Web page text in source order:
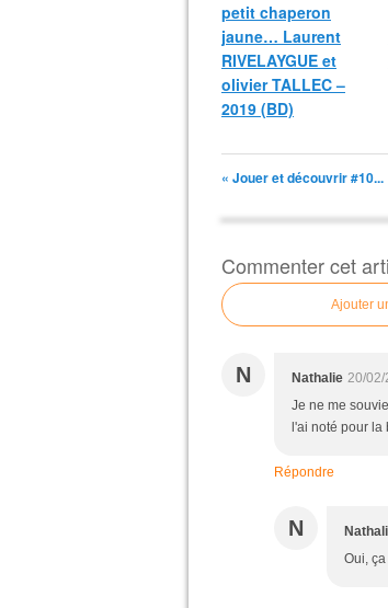
petit chaperon
jaune… Laurent
RIVELAYGUE et
olivier TALLEC –
2019 (BD)
« Jouer et découvrir #10...
Commenter cet
Ajouter
N Nathalie 20/02/
Je ne me
l'ai noté pour la
Répondre
N
Oui,